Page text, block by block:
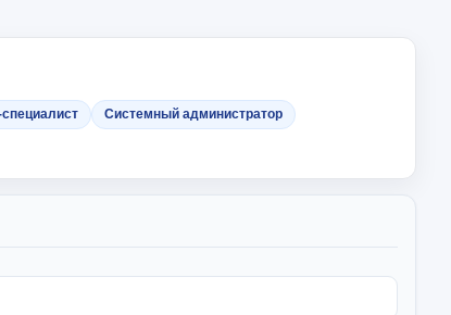
специалист
Системный администратор